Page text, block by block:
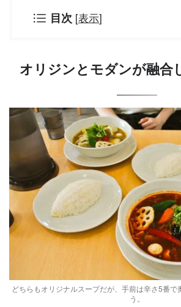
目次 [表示]
オリジンとモダンが融合
どちらもオリジナルスープだが、手前は辛さ5番で
う。